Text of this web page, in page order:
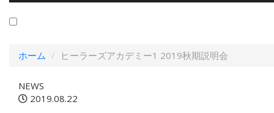
ホーム ヒーラーズアカデミー1 2019秋期説明会
NEWS
2019.08.22